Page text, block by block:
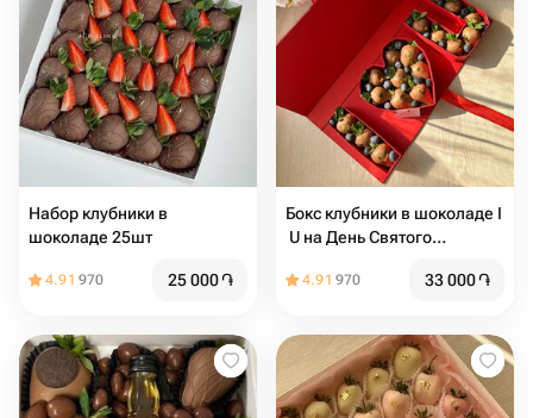
Набор клубники в
шоколаде 25шт
4.91 970 25 000֏
Бокс клубники в шоколаде I
️ U на День Святого
4.91 970 33 000֏